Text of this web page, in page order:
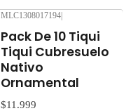
MLC1308017194
Pack De 10 Tiqui
Tiqui Cubresuelo
Nativo
Ornamental
$11.999